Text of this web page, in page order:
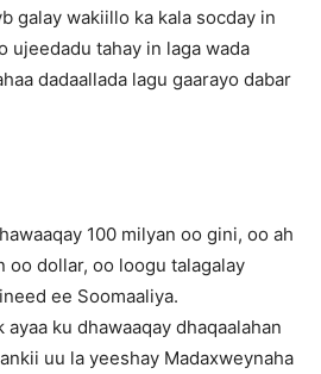
galay wakiillo ka kala socday in
ujeedadu tahay in laga wada
dadaallada lagu gaarayo dabar
100 milyan oo gini, oo ah
oo dollar, oo loogu talagalay
ee Soomaaliya.
ayaa ku dhawaaqay dhaqaalahan
uu la yeeshay Madaxweynaha